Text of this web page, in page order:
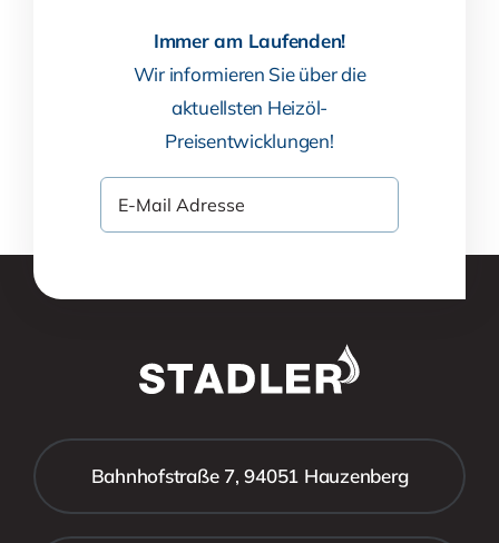
Immer am Laufenden!
Wir informieren Sie über die
aktuellsten Heizöl-
Preisentwicklungen!
Bahnhofstraße 7, 94051 Hauzenberg